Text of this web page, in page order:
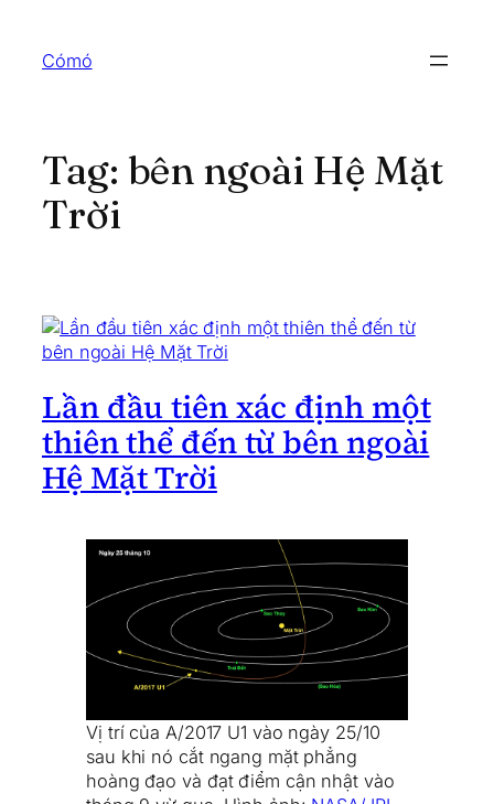
content
Cómó
Tag: bên ngoài Hệ Mặt
Trời
Lần đầu tiên xác định một
thiên thể đến từ bên ngoài
Hệ Mặt Trời
Vị trí của A/2017 U1 vào ngày 25/10
sau khi nó cắt ngang mặt phẳng
hoàng đạo và đạt điểm cận nhật vào